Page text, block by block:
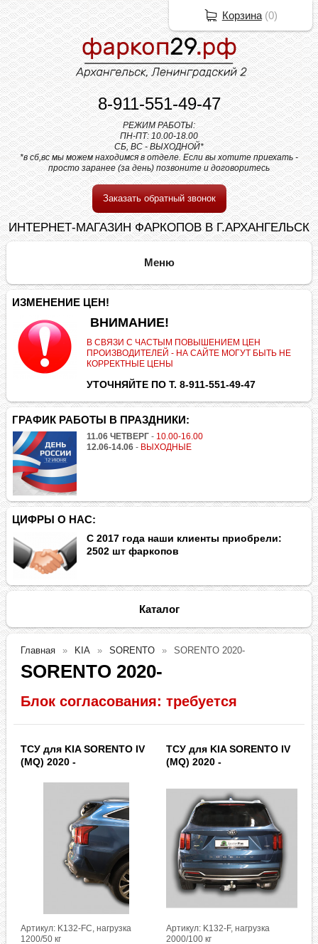
8-911-551-49-47
РЕЖИМ РАБОТЫ:
ПН-ПТ: 10.00-18.00
СБ, ВС - ВЫХОДНОЙ*
*в сб,вс мы можем находимся в отделе. Если вы хотите приехать -
просто заранее (за день) позвоните и договоритесь
Заказать обратный звонок
ИНТЕРНЕТ-МАГАЗИН ФАРКОПОВ В Г.АРХАНГЕЛЬСК
ИЗМЕНЕНИЕ ЦЕН!
ВНИМАНИЕ!
В СВЯЗИ С ЧАСТЫМ ПОВЫШЕНИЕМ ЦЕН
ПРОИЗВОДИТЕЛЕЙ - НА САЙТЕ МОГУТ БЫТЬ НЕ
КОРРЕКТНЫЕ ЦЕНЫ
УТОЧНЯЙТЕ ПО Т. 8-911-551-49-47
ГРАФИК РАБОТЫ В ПРАЗДНИКИ:
11.06 ЧЕТВЕРГ - 10.00-16.00
12.06-14.06 - ВЫХОДНЫЕ
ЦИФРЫ О НАС:
С 2017 года наши клиенты приобрели:
2502 шт фаркопов
Каталог
Главная KIA SORENTO SORENTO 2020-
SORENTO 2020-
Блок согласования: требуется
ТСУ для KIA SORENTO IV
(MQ) 2020 -
Артикул: K132-FC, нагрузка
1200/50 кг
ТСУ для KIA SORENTO IV
(MQ) 2020 -
Артикул: K132-F, нагрузка
2000/100 кг
Корзина(0)